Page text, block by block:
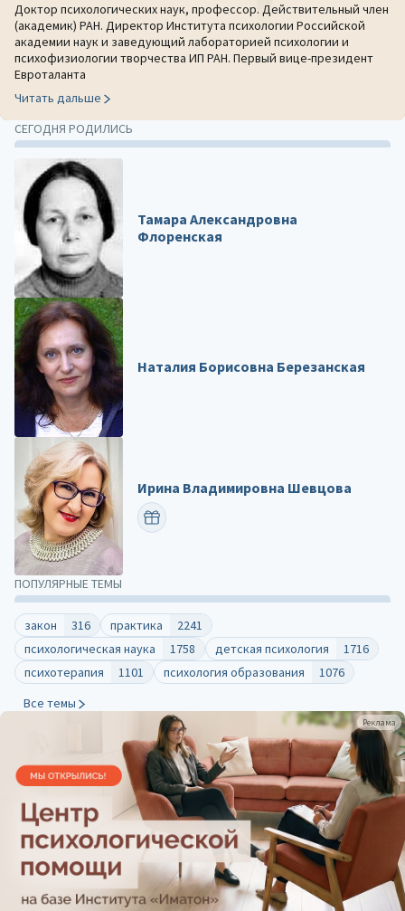
Реклама
ПОПУЛЯРНЫЕ ТЕМЫ
закон 316 практика
2241
психологическая наука
1758 детская психология
1716
психотерапия
1101 психология образования
1076
Все темы
Доктор психологических наук, профессор. Действительный член
(академик) РАН. Директор Института психологии Российской
академии наук и заведующий лабораторией психологии и
психофизиологии творчества ИП РАН. Первый вице-президент
Евроталанта
Читать дальше
СЕГОДНЯ РОДИЛИСЬ
Тамара Александровна
Флоренская
Наталия Борисовна Березанская
Ирина Владимировна Шевцова
ПОЗДРАВИТЬ